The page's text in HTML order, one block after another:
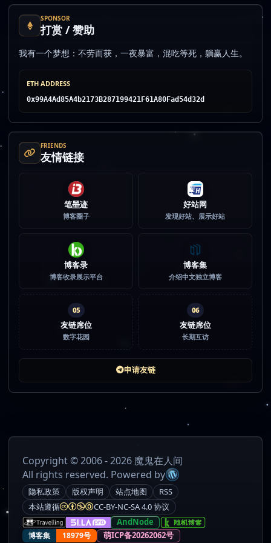
SPONSOR
打赏 / 赞助
我有一个梦想：不劳而获，一夜暴富，混吃等死，躺赢人生。
ETH ADDRESS
0x99A4Ad85A4b2173B287199421F61A80Fad54d32d
FRIENDS
友情链接
笔墨迹
博客圈子
好站网
发现好站、展示好站
博客录
博客收录展示平台
博客集
介绍中文独立博客
05
友链席位
数字花园
06
友链席位
长期互访
申请友链
Copyright © 2006 - 2026 魔鬼在人间
All rights reserved. Powered by
隐私政策 版权声明 站点地图
RSS
本站遵循
CC-BY-NC-SA 4.0 协议
AndNode
博客集 18979号 萌ICP备20262062号